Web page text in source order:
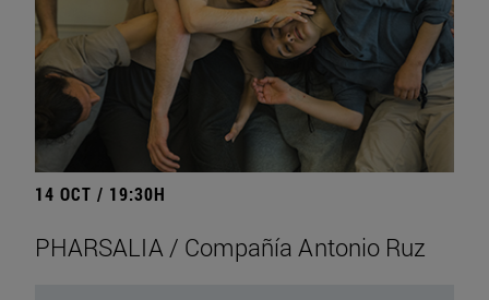
14 OCT / 19:30H
PHARSALIA / Compañía Antonio Ruz